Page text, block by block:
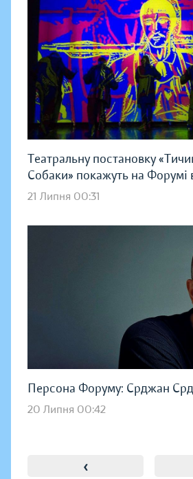
Театральну постановку
Собаки» покажуть на Форумі
21 Липня 00:31
Персона Форуму: Срджан
20 Липня 00:42
‹